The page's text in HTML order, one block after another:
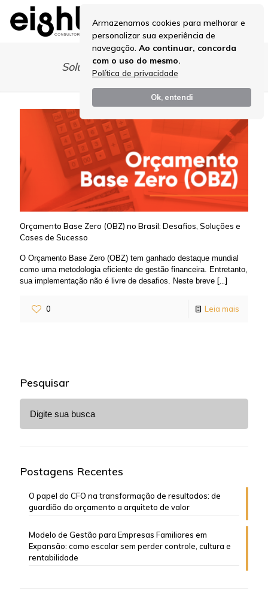
Armazenamos cookies para melhorar e
personalizar sua experiência de
navegação. Ao continuar, concorda
com o uso do mesmo.
Política de privacidade
Ok, entendi
Soluções e Cases de Sucesso
Orçamento Base Zero (OBZ) no Brasil: Desafios, Soluções e
Cases de Sucesso
O Orçamento Base Zero (OBZ) tem ganhado destaque mundial
como uma metodologia eficiente de gestão financeira. Entretanto,
sua implementação não é livre de desafios. Neste breve […]
0 Leia mais
Pesquisar
Postagens Recentes
O papel do CFO na transformação de resultados: de
guardião do orçamento a arquiteto de valor
Modelo de Gestão para Empresas Familiares em
Expansão: como escalar sem perder controle, cultura e
rentabilidade